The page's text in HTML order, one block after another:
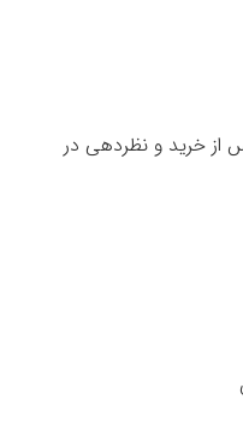
از خرید و نظردهی در